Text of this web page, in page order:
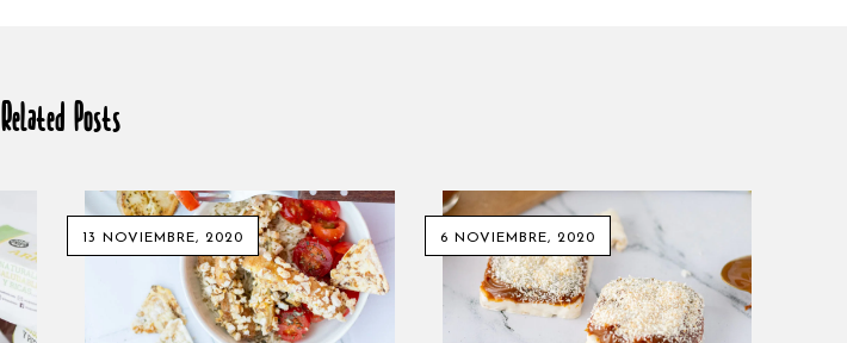
Related Posts
13 NOVIEMBRE, 2020 6 NOVIEMBRE, 2020